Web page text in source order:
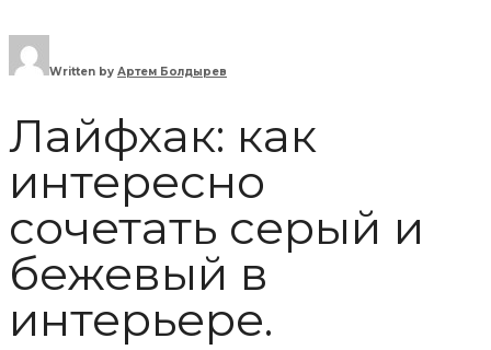
Written by Артем Болдырев
Лайфхак: как
интересно
сочетать серый и
бежевый в
интерьере.